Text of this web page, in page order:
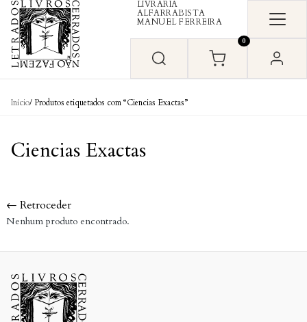
Skip to content
LIVRARIA
ALFARRABISTA
MANUEL FERREIRA
0
Início/ Produtos etiquetados com “Ciencias Exactas”
Ciencias Exactas
← Retroceder
Nenhum produto encontrado.